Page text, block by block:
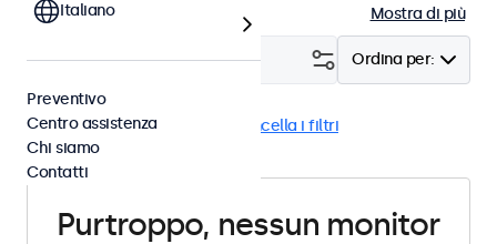
Mostra di più
Ordina per:
Filtro (0)
Monitor 32 pollici Cancella i filtri
Purtroppo, nessun monitor
Italiano
Preventivo
Centro assistenza
Chi siamo
Contatti